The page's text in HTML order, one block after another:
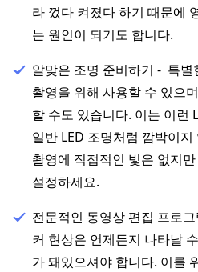
라 껐다 켜졌다 하기 때문에
는 원인이 되기도 합니다.
알맞은 조명 준비하기 - 특별
촬영을 위해 사용할 수 있으
할 수도 있습니다. 이는 이런
일반 LED 조명처럼 깜박이
촬영에 직접적인 빛은 없지
설정하세요.
전문적인 동영상 편집 프로
커 현상은 언제든지 나타날
가 돼있으셔야 합니다. 이를